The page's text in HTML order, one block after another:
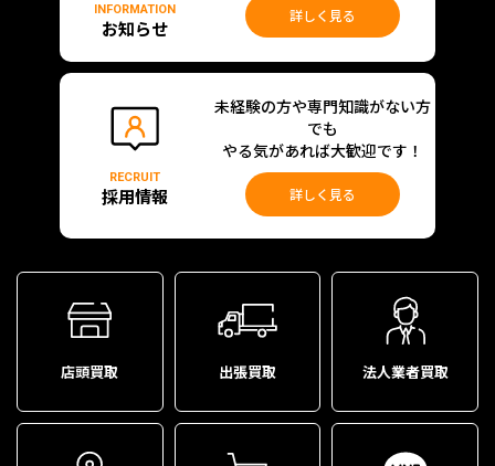
INFORMATION
お知らせ
詳しく見る
RECRUIT
採用情報
未経験の方や専門知識がない方
でも
やる気があれば大歓迎です！
詳しく見る
店頭買取 出張買取 法人業者買取